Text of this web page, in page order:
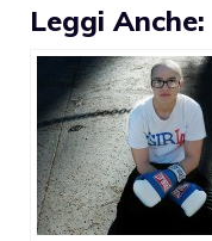
Leggi Anche: